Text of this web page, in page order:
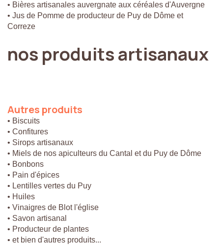
• Bières artisanales auvergnate aux céréales d'Auvergne
• Jus de Pomme de producteur de Puy de Dôme et
Correze
nos produitsartisanaux
Autres produits
• Biscuits
• Confitures
• Sirops artisanaux
• Miels de nos apiculteurs du Cantal et du Puy de Dôme
• Bonbons
• Pain d'épices
• Lentilles vertes du Puy
• Huiles
• Vinaigres de Blot l'église
• Savon artisanal
• Producteur de plantes
• et bien d'autres produits...